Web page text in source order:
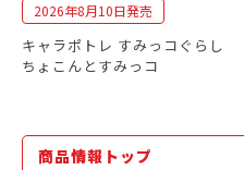
2026年8月10日発売
キャラポトレ すみっコぐらし
ちょこんとすみっコ
商品情報トップ